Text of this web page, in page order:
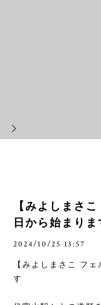
【みよしまさ
日から始まりま
2024/10/25 13:57
【みよしまさこ フ
す